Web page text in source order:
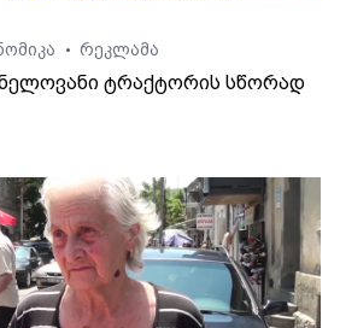
• რეკლამა
ტრაქტორის სწორად